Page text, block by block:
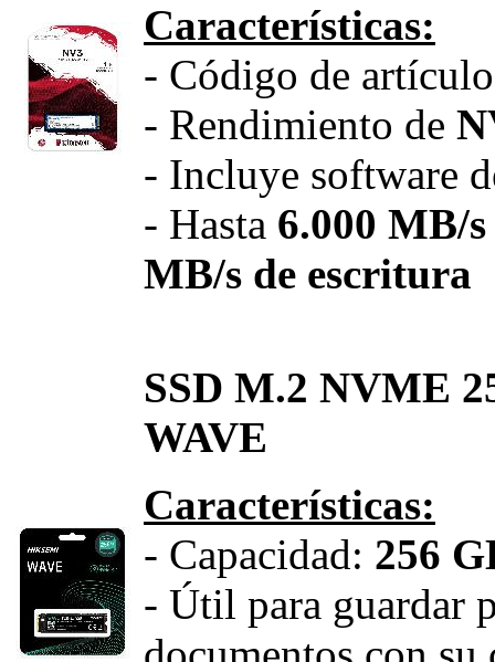
Características:
- Código de
- Rendimiento de
- Incluye software
- Hasta 6.000 MB/
MB/s de escritura
SSD M.2 NVME
WAVE
Características:
- Capacidad: 256
- Útil para guardar